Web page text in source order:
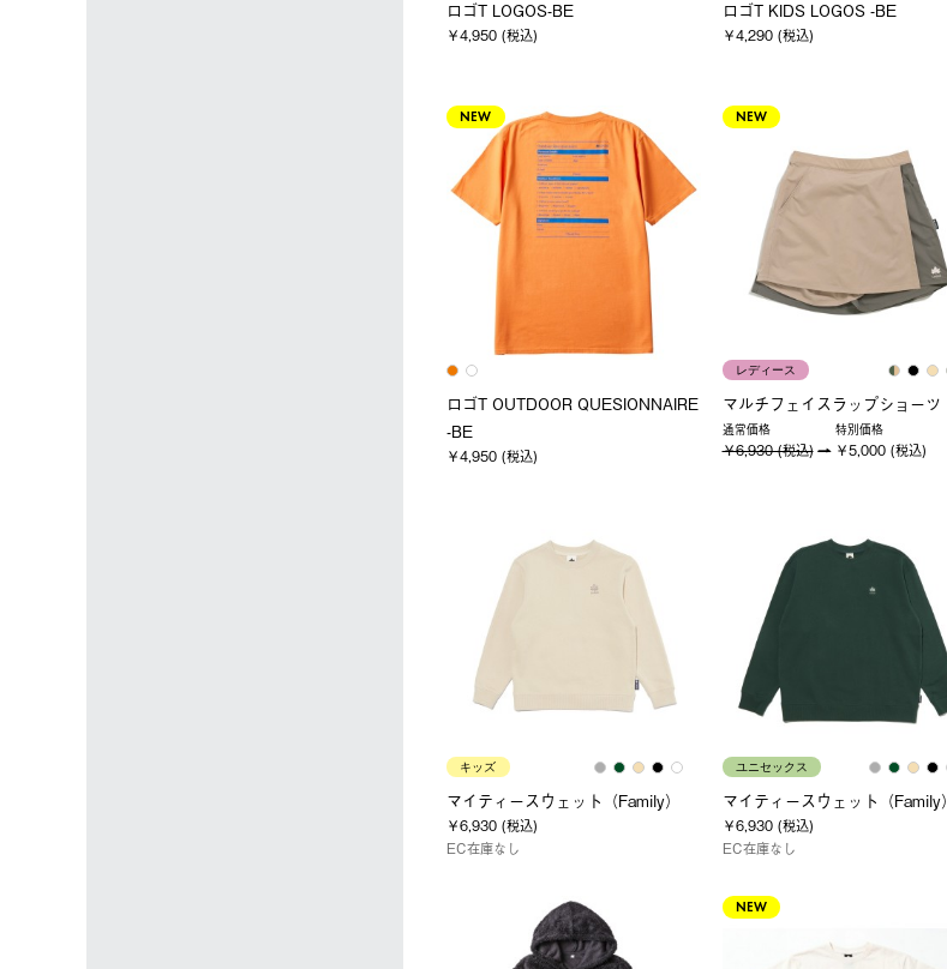
ロゴT LOGOS-BE
￥4,950 (税込)
ロゴT KIDS LOGOS -BE
￥4,290 (税込)
NEW
ロゴT OUTDOOR QUESIONNAIRE
-BE
￥4,950 (税込)
NEW
レディース
マルチフェイスラップショーツ
通常価格
￥6,930 (税込)
特別価格
￥5,000 (税込)
キッズ
マイティースウェット（Family）
￥6,930 (税込)
EC在庫なし
ユニセックス
マイティースウェット（Family）
￥6,930 (税込)
EC在庫なし
NEW